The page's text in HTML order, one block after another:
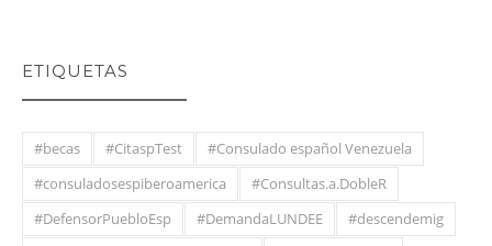
ETIQUETAS
#becas #CitaspTest
#Consulado español Venezuela
#consuladosespiberoamerica
#Consultas.a.DobleR
#DefensorPuebloEsp
#DemandaLUNDEE
#descendemig